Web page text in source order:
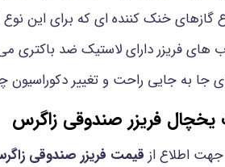
گازهای خنک کننده ای که برای این
های فریزر دارای لاستیک ضد باکتری
جا به جایی راحت و تغییر
فریزر صندوقی زاگرس
جهت اطلاع از قیمت فریزر صندوقی